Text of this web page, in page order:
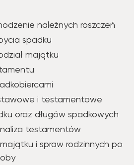
należnych roszczeń
spadku
majątku
i testamentowe
oraz długów spadkowych
testamentów
i spraw rodzinnych po